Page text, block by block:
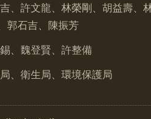
、許文龍、林榮剛、胡益壽、
郭石吉、陳振芳
、魏登賢、許整備
、衛生局、環境保護局